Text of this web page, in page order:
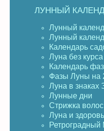
ЛУННЫЙ
Лунный
Лунный
Календарь
Луна без
Календарь
Фазы Луны на
Луна в знаках
Лунные дни
Стрижка
Луна и
Ретроградный